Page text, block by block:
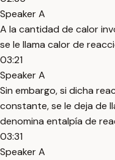
Speaker A
A la cantidad de calor
se le llama calor de
03:21
Speaker A
Sin embargo, si dicha
constante, se le deja de
denomina entalpía de
03:31
Speaker A